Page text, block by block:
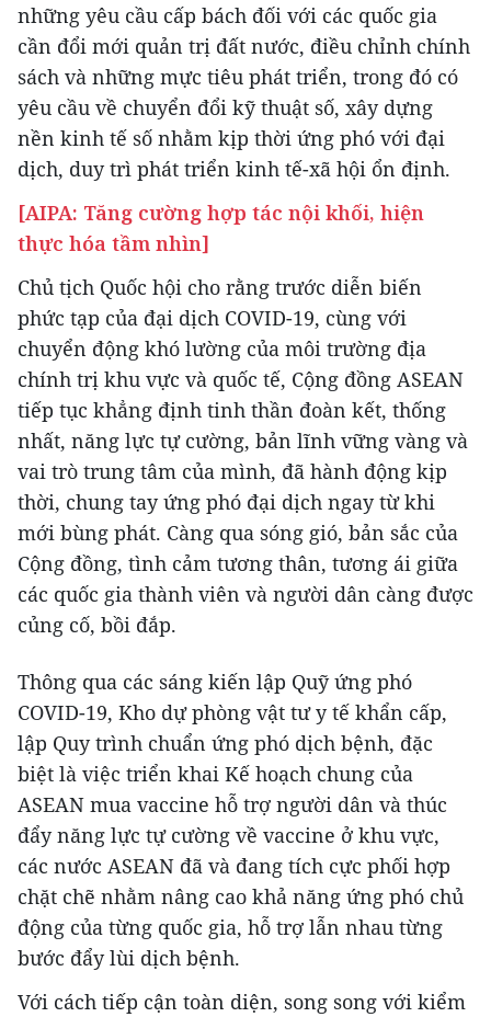
những yêu cầu cấp bách đối với các quốc gia
cần đổi mới quản trị đất nước, điều chỉnh chính
sách và những mực tiêu phát triển, trong đó có
yêu cầu về chuyển đổi kỹ thuật số, xây dựng
nền kinh tế số nhằm kịp thời ứng phó với đại
dịch, duy trì phát triển kinh tế-xã hội ổn định.
[AIPA: Tăng cường hợp tác nội khối, hiện
thực hóa tầm nhìn]
Chủ tịch Quốc hội cho rằng trước diễn biến
phức tạp của đại dịch COVID-19, cùng với
chuyển động khó lường của môi trường địa
chính trị khu vực và quốc tế, Cộng đồng ASEAN
tiếp tục khẳng định tinh thần đoàn kết, thống
nhất, năng lực tự cường, bản lĩnh vững vàng và
vai trò trung tâm của mình, đã hành động kịp
thời, chung tay ứng phó đại dịch ngay từ khi
mới bùng phát. Càng qua sóng gió, bản sắc của
Cộng đồng, tình cảm tương thân, tương ái giữa
các quốc gia thành viên và người dân càng được
củng cố, bồi đắp.
Thông qua các sáng kiến lập Quỹ ứng phó
COVID-19, Kho dự phòng vật tư y tế khẩn cấp,
lập Quy trình chuẩn ứng phó dịch bệnh, đặc
biệt là việc triển khai Kế hoạch chung của
ASEAN mua vaccine hỗ trợ người dân và thúc
đẩy năng lực tự cường về vaccine ở khu vực,
các nước ASEAN đã và đang tích cực phối hợp
chặt chẽ nhằm nâng cao khả năng ứng phó chủ
động của từng quốc gia, hỗ trợ lẫn nhau từng
bước đẩy lùi dịch bệnh.
Với cách tiếp cận toàn diện, song song với kiểm